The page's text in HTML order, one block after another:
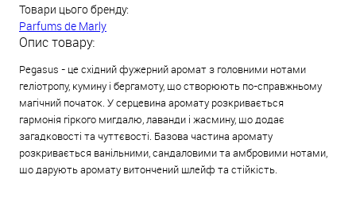
Товари цього бренду:
Parfums de Marly
Опис товару:
Pegasus - це східний фужерний аромат з головними нотами
геліотропу, кумину і бергамоту, що створюють по-справжньому
магічний початок. У серцевина аромату розкривається
гармонія гіркого мигдалю, лаванди і жасмину, що додає
загадковості та чуттєвості. Базова частина аромату
розкривається ванільними, сандаловими та амбровими нотами,
що дарують аромату витончений шлейф та стійкість.